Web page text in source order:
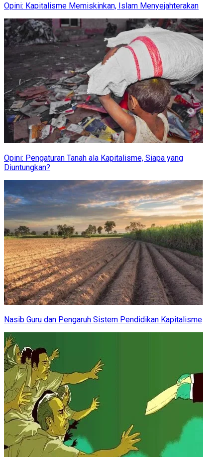
Opini: Kapitalisme Memiskinkan, Islam Menyejahterakan
Opini: Pengaturan Tanah ala Kapitalisme, Siapa yang
Diuntungkan?
Nasib Guru dan Pengaruh Sistem Pendidikan Kapitalisme